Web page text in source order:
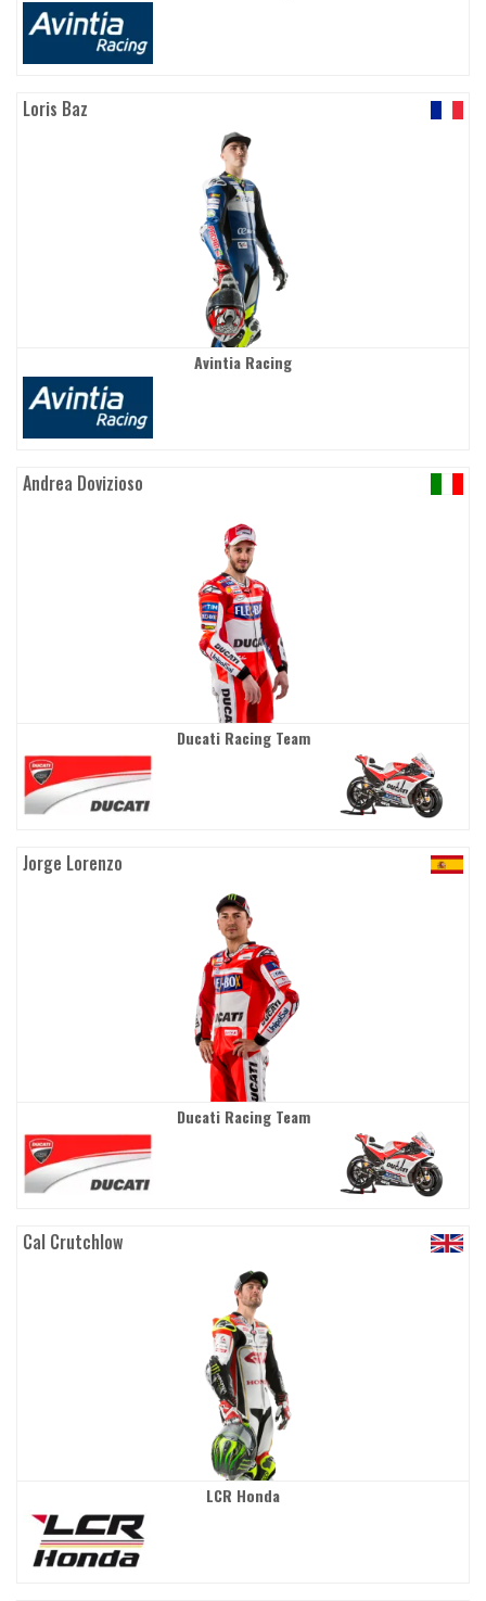
Loris Baz
Avintia Racing
Andrea Dovizioso
Ducati Racing Team
Jorge Lorenzo
Ducati Racing Team
Cal Crutchlow
LCR Honda